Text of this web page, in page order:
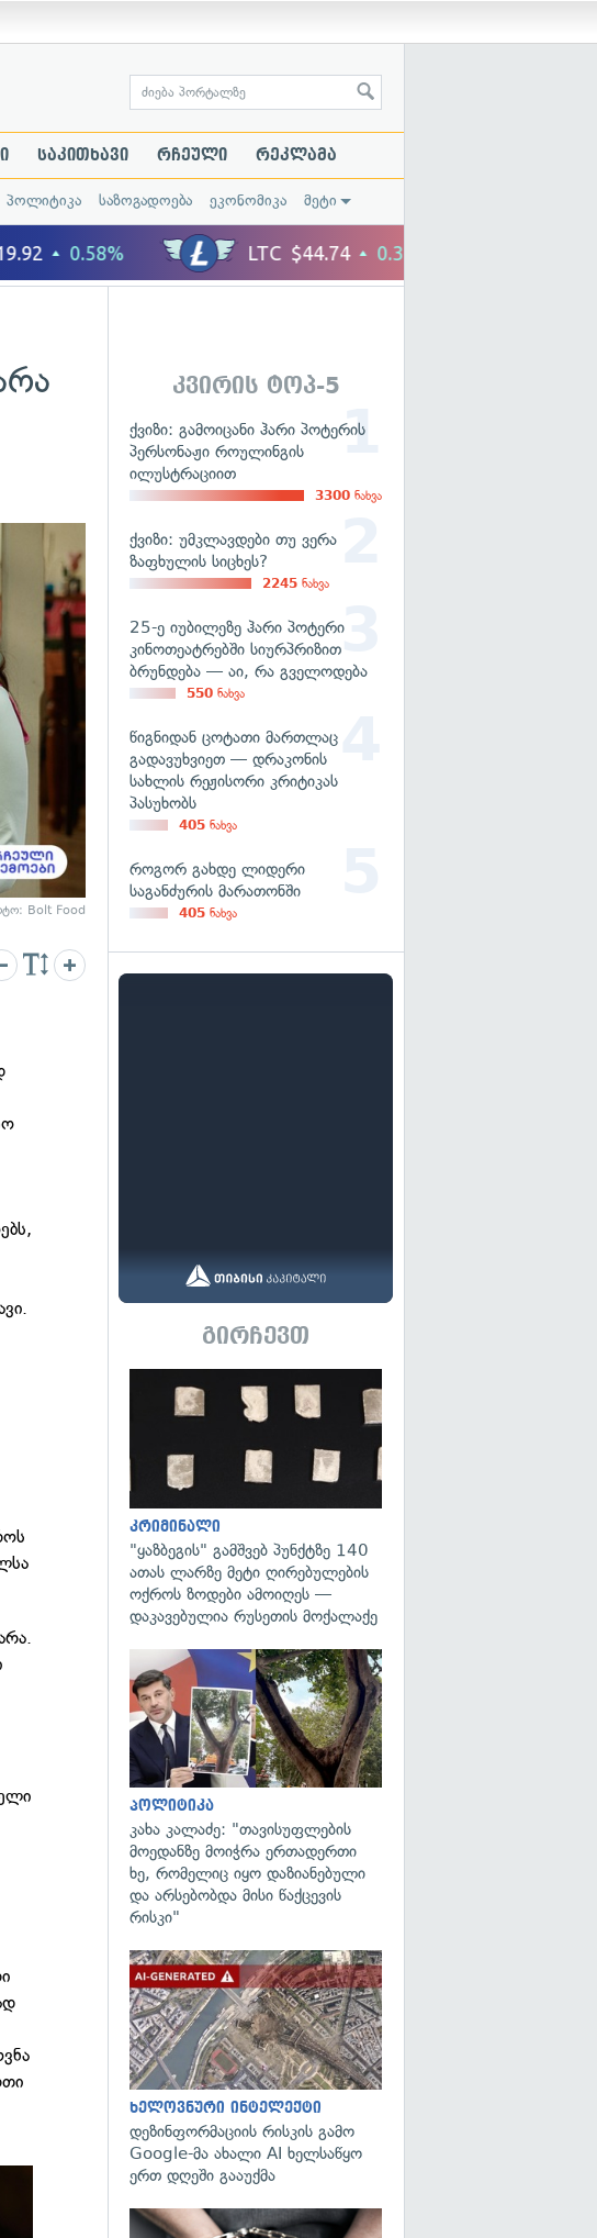
საკითხავი რჩეული რეკლამა
პოლიტიკა საზოგადოება ეკონომიკა მეტი
Bolt Food
კვირის ტოპ-5
ქვიზი: გამოიცანი ჰარი პოტერის
პერსონაჟი როულინგის
ილუსტრაციით
3300 ნახვა
ქვიზი: უმკლავდები თუ ვერა
ზაფხულის სიცხეს?
2245 ნახვა
25-ე იუბილეზე ჰარი პოტერი
კინოთეატრებში სიურპრიზით
ბრუნდება — აი, რა გველოდება
550 ნახვა
წიგნიდან ცოტათი მართლაც
გადავუხვიეთ — დრაკონის
სახლის რეჟისორი კრიტიკას
პასუხობს
405 ნახვა
როგორ გახდე ლიდერი
საგანძურის მარათონში
405 ნახვა
გირჩევთ
კრიმინალი
"ყაზბეგის" გამშვებ პუნქტზე 140
ათას ლარზე მეტი ღირებულების
ოქროს ზოდები ამოიღეს —
დაკავებულია რუსეთის მოქალაქე
პოლიტიკა
კახა კალაძე: "თავისუფლების
მოედანზე მოიჭრა ერთადერთი
ხე, რომელიც იყო დაზიანებული
და არსებობდა მისი წაქცევის
რისკი"
ხელოვნური ინტელექტი
დეზინფორმაციის რისკის გამო
Google-მა ახალი AI ხელსაწყო
ერთ დღეში გააუქმა